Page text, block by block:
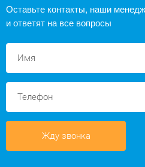
Оставьте контакты, наши
и ответят на все вопросы
Жду звонка